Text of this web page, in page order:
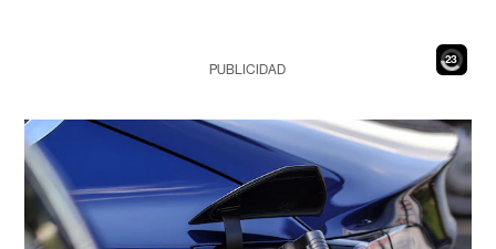
21
PUBLICIDAD